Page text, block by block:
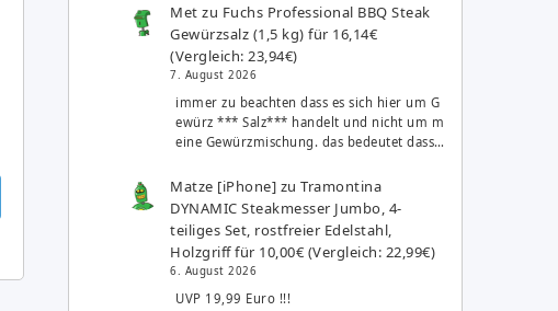
Met zu Fuchs Professional BBQ Steak
Gewürzsalz (1,5 kg) für 16,14€
(Vergleich: 23,94€)
7. August 2026
immer zu beachten dass es sich hier um G
ewürz *** Salz*** handelt und nicht um m
eine Gewürzmischung. das bedeutet dass…
Matze [iPhone] zuTramontina
DYNAMIC Steakmesser Jumbo, 4-
teiliges Set, rostfreier Edelstahl,
Holzgriff für 10,00€ (Vergleich: 22,99€)
6. August 2026
UVP 19,99 Euro !!!